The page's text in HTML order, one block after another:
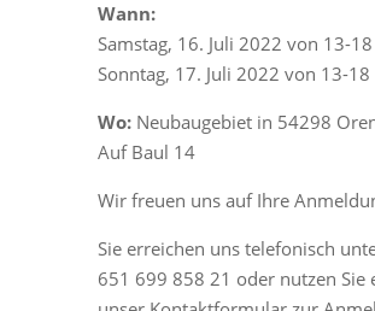
Wann:
Samstag, 16. Juli 2022 von 13-
Sonntag, 17. Juli 2022 von 13-
Wo:Neubaugebiet in 54298
Auf Baul 14
Wir freuen uns auf Ihre
Sie erreichen uns telefonisch
651 699 858 21 oder nutzen Sie